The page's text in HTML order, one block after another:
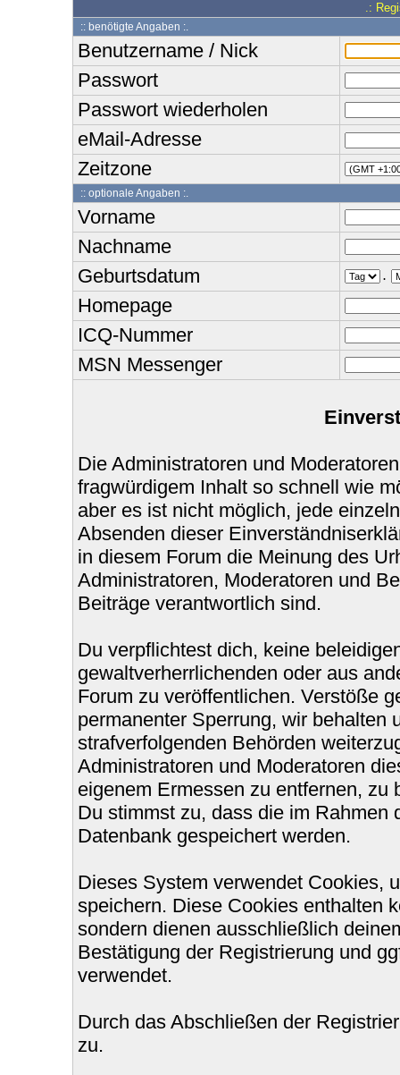
.:
:: benötigte Angaben :.
Benutzername / Nick
Passwort
Passwort wiederholen
eMail-Adresse
Zeitzone
:: optionale Angaben :.
Vorname
Nachname
Geburtsdatum
.
Homepage
ICQ-Nummer
MSN Messenger
Die Administratoren und
fragwürdigem Inhalt so schnell wie
aber es ist nicht möglich, jede
Absenden dieser
in diesem Forum die Meinung des
Administratoren, Moderatoren und
Beiträge verantwortlich sind.
Du verpflichtest dich, keine
gewaltverherrlichenden oder aus
Forum zu veröffentlichen. Verstöße
permanenter Sperrung, wir behalten
strafverfolgenden Behörden
Administratoren und Moderatoren
eigenem Ermessen zu entfernen, zu
Du stimmst zu, dass die im Rahmen
Datenbank gespeichert werden.
Dieses System verwendet Cookies,
speichern. Diese Cookies enthalten
sondern dienen ausschließlich
Bestätigung der Registrierung und
verwendet.
Durch das Abschließen der
zu.